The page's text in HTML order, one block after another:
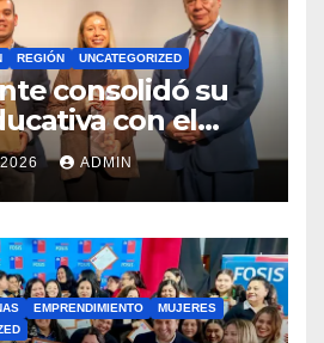
REGIÓN UNCATEGORIZED
consolidó su
con el
del
Brotes 2026
ADMIN
EMPRENDIMIENTO
MUJERES